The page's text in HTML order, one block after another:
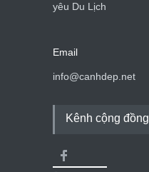
yêu Du Lịch
Email
info@canhdep.net
Kênh cộng đồng